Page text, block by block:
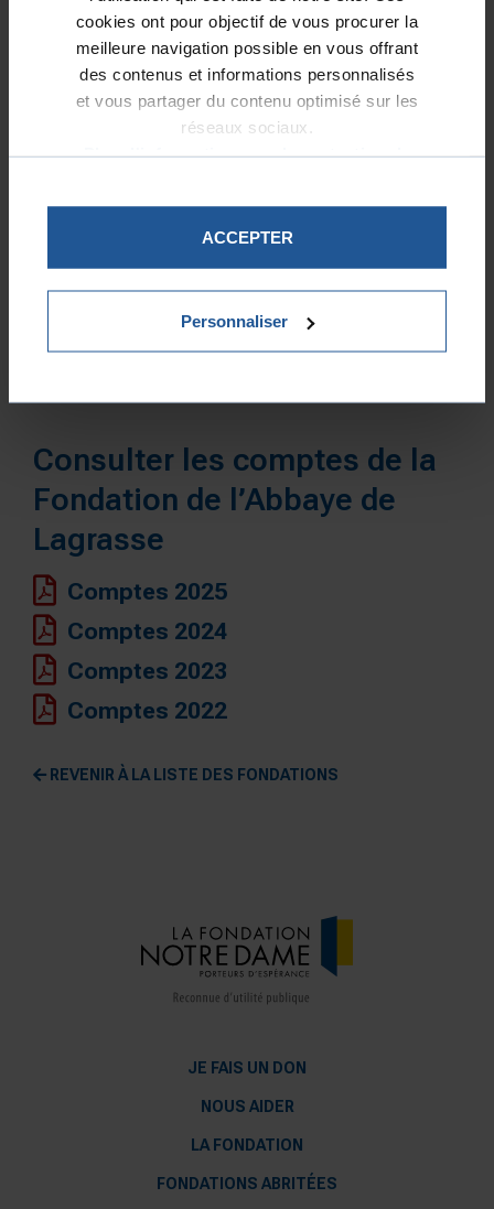
cookies ont pour objectif de vous procurer la
meilleure navigation possible en vous offrant
des contenus et informations personnalisés
et vous partager du contenu optimisé sur les
réseaux sociaux.
Plus d'informations sur la protection de
ACCEPTER
Personnaliser
Accédez au site internet de la Fondation
de l’Abbaye de Lagrasseen cliquant sur
ce lien.
04 68 58 13 12
fondation@lagrasse.org
Consulter les comptes de la
Fondation de l’Abbaye de
Lagrasse
Comptes 2025
Comptes 2024
Comptes 2023
Comptes 2022
REVENIR À LA LISTE DES FONDATIONS
JE FAIS UN DON
NOUS AIDER
LA FONDATION
FONDATIONS ABRITÉES